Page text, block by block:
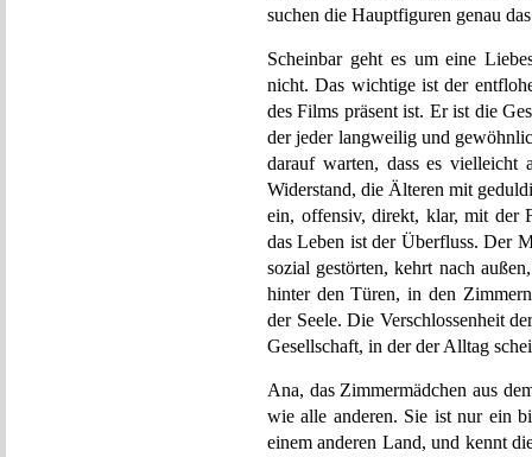
suchen die Hauptfiguren genau
Scheinbar geht es um eine
nicht. Das wichtige ist der
des Films präsent ist. Er ist die
der jeder langweilig und
darauf warten, dass es vielleicht
Widerstand, die Älteren mit
ein, offensiv, direkt, klar, mit der
das Leben ist der Überfluss. Der
sozial gestörten, kehrt nach
hinter den Türen, in den
der Seele. Die Verschlossenheit
Gesellschaft, in der der Alltag
Ana, das Zimmermädchen aus
wie alle anderen. Sie ist nur ein
einem anderen Land, und kennt